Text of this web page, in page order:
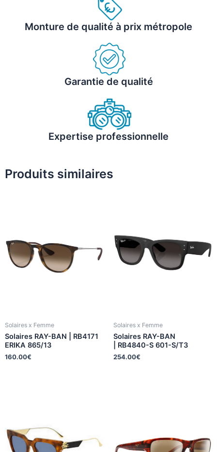
Monture de qualité à prix métropole
Garantie de qualité
Expertise professionnelle
Produits similaires
Solaires x Femme
Solaires RAY-BAN | RB4171
ERIKA 865/13
160.00€
Solaires x Femme
Solaires RAY-BAN
| RB4840-S 601-S/T3
254.00€